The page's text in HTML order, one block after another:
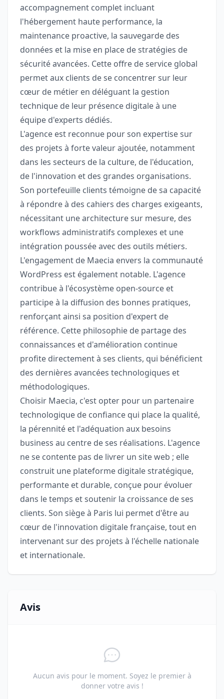
accompagnement complet incluant
l'hébergement haute performance, la
maintenance proactive, la sauvegarde des
données et la mise en place de stratégies de
sécurité avancées. Cette offre de service global
permet aux clients de se concentrer sur leur
cœur de métier en déléguant la gestion
technique de leur présence digitale à une
équipe d'experts dédiés.
L'agence est reconnue pour son expertise sur
des projets à forte valeur ajoutée, notamment
dans les secteurs de la culture, de l'éducation,
de l'innovation et des grandes organisations.
Son portefeuille clients témoigne de sa capacité
à répondre à des cahiers des charges exigeants,
nécessitant une architecture sur mesure, des
workflows administratifs complexes et une
intégration poussée avec des outils métiers.
L'engagement de Maecia envers la communauté
WordPress est également notable. L'agence
contribue à l'écosystème open-source et
participe à la diffusion des bonnes pratiques,
renforçant ainsi sa position d'expert de
référence. Cette philosophie de partage des
connaissances et d'amélioration continue
profite directement à ses clients, qui bénéficient
des dernières avancées technologiques et
méthodologiques.
Choisir Maecia, c'est opter pour un partenaire
technologique de confiance qui place la qualité,
la pérennité et l'adéquation aux besoins
business au centre de ses réalisations. L'agence
ne se contente pas de livrer un site web ; elle
construit une plateforme digitale stratégique,
performante et durable, conçue pour évoluer
dans le temps et soutenir la croissance de ses
clients. Son siège à Paris lui permet d'être au
cœur de l'innovation digitale française, tout en
intervenant sur des projets à l'échelle nationale
et internationale.
Avis
Aucun avis pour le moment. Soyez le premier à
donner votre avis !